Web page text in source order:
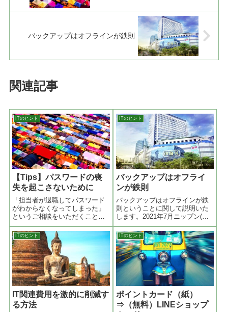
バックアップはオフラインが鉄則
関連記事
ITのヒント
【Tips】パスワードの喪
失を起こさないために
「担当者が退職してパスワード
がわからなくなってしまった」
というご相談をいただくことが
あります。社内のパソコンやサ
ーバーであれば方法が無いわけ
ではないですが、クラウドサー
ビスではかなり難しくなりま
す。特に登録しているメールア
ドレスもどれかわか... (続く)
ITのヒント
バックアップはオフライ
ンが鉄則
バックアップはオフラインが鉄
則ということに関して説明いた
します。2021年7月ニップン(日
本製粉)が社内サーバーのデータ
を暗号化されて読めなくなるサ
イバー攻撃（ランサムウェア）
に遭ってしまい業務が停止しま
した。データのバックアップは
取られていたのですがオンライ
ンで接続されていたためそのデ
ータも被害に遭ってしまいまし
た。
ITのヒント
IT関連費用を激的に削減す
る方法
ITのヒント
ポイントカード（紙）
⇒（無料）LINEショップ